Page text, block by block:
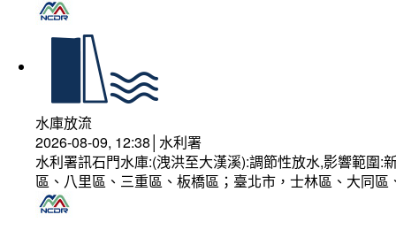
水庫放流
2026-08-09, 12:38│水利署
水利署訊石門水庫:(洩洪至大漢溪):調節性放水,影響範圍
區、八里區、三重區、板橋區；臺北市，士林區、大同